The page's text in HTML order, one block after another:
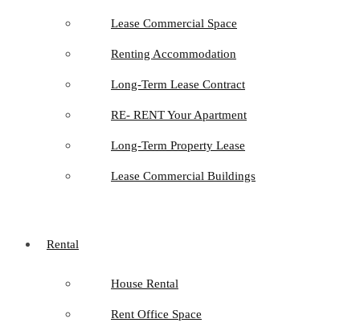
Lease Commercial Space
Renting Accommodation
Long-Term Lease Contract
RE- RENT Your Apartment
Long-Term Property Lease
Lease Commercial Buildings
Rental
House Rental
Rent Office Space